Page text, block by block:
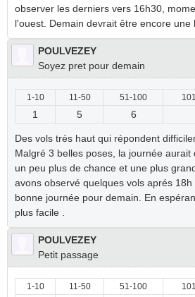
observer les derniers vers 16h30,
l'ouest. Demain devrait être encore une
POULVEZEY
Soyez pret pour demain
1-10 11-50 51-100
1 5 6
Des vols trés haut qui répondent
Malgré 3 belles poses, la journée
un peu plus de chance et une plus
avons observé quelques vols aprés
bonne journée pour demain. En
plus facile .
POULVEZEY
Petit passage
1-10 11-50 51-100